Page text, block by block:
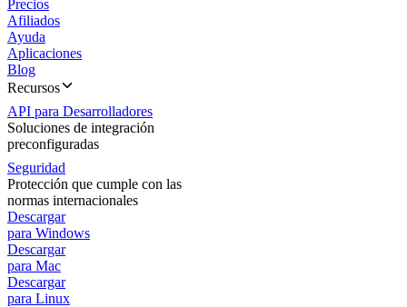
Precios
Afiliados
Ayuda
Aplicaciones
Blog
Recursos
API para Desarrolladores
Soluciones de integración
preconfiguradas
Seguridad
Protección que cumple con las
normas internacionales
Descargar
para Windows
Descargar
para Mac
Descargar
para Linux